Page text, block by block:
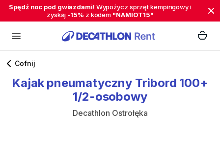
Spędź noc pod gwiazdami! Wypożycz sprzęt kempingowy i
zyskaj -15% z kodem "NAMIOT15"
Cofnij
Kajak pneumatyczny Tribord 100+
1​/​2-osobowy
Decathlon Ostrołęka